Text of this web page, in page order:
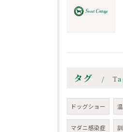
タグ
ドッグショー
マダニ感染症